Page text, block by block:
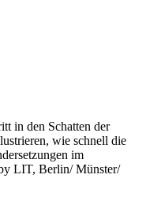
in den Schatten der
wie schnell die
im
LIT, Berlin/ Münster/